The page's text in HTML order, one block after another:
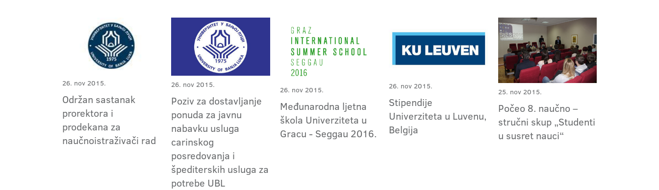
26. nov 2015.
Održan sastanak
prorektora i
prodekana za
naučnoistraživači rad
26. nov 2015.
Poziv za dostavljanje
ponuda za javnu
nabavku usluga
carinskog
posredovanja i
špediterskih usluga za
potrebe UBL
26. nov 2015.
Međunarodna ljetna
škola Univerziteta u
Gracu - Seggau 2016.
26. nov 2015.
Stipendije
Univerziteta u Luvenu,
Belgija
25. nov 2015.
Počeo 8. naučno –
stručni skup „Studenti
u susret nauci“